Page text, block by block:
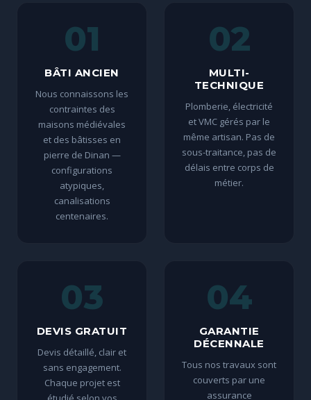
01
BÂTI ANCIEN
Nous connaissons les
contraintes des
maisons médiévales
et des bâtisses en
pierre de Dinan —
configurations
atypiques,
canalisations
centenaires.
02
MULTI-
TECHNIQUE
Plomberie, électricité
et VMC gérés par le
même artisan. Pas de
sous-traitance, pas de
délais entre corps de
métier.
03
DEVIS GRATUIT
Devis détaillé, clair et
sans engagement.
Chaque projet est
04
GARANTIE
DÉCENNALE
Tous nos travaux sont
couverts par une
assurance